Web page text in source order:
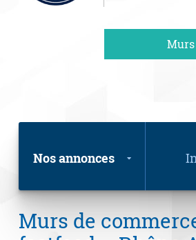
Nos annonces
Murs de